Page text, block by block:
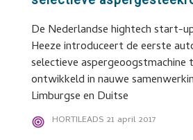
De Nederlandse hightech start-
Heeze introduceert de eerste
selectieve aspergeoogstmachine
ontwikkeld in nauwe
Limburgse en Duitse
HORTILEADS 21 april 2017